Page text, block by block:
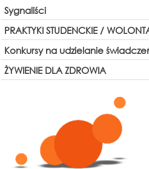
Sygnaliści
PRAKTYKI STUDENCKIE /
Konkursy na udzielanie
ŻYWIENIE DLA ZDROWIA